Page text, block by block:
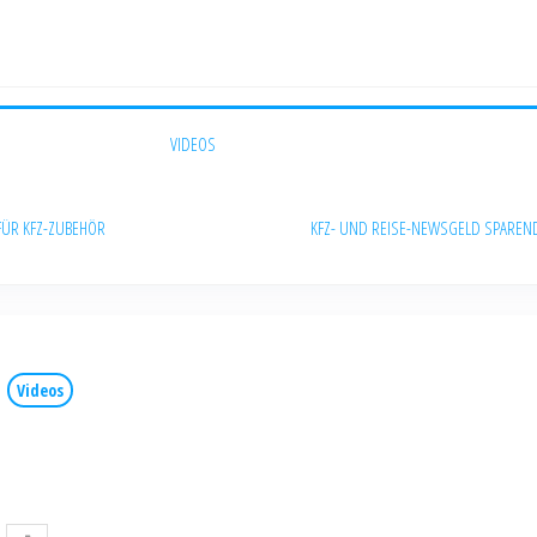
KFZ-ZUBEHÖR
VIDEOS
KFZ- UND REISE-NEWSGELD SPAREN
Videos